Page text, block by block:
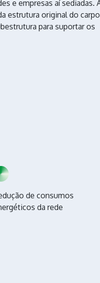
e empresas aí sediadas.
estrutura original do
para suportar os
de consumos
da rede